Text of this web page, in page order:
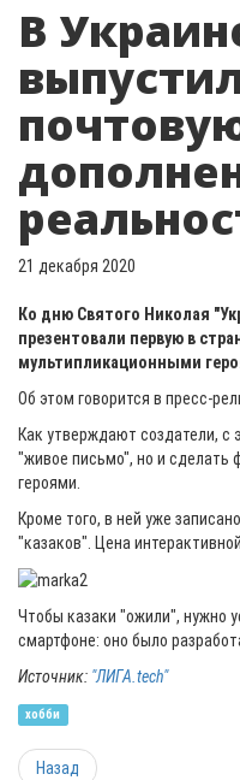
В
21 декабря 2020
Ко дню Святого Николая
презентовали первую в
мультипликационными
Об этом говорится в пресс-
Как утверждают создатели, с
"живое письмо", но и сделать
героями.
Кроме того, в ней уже
"казаков". Цена
Чтобы казаки "ожили", нужно
смартфоне: оно было
Источник: "ЛИГА.tech"
хобби
Назад